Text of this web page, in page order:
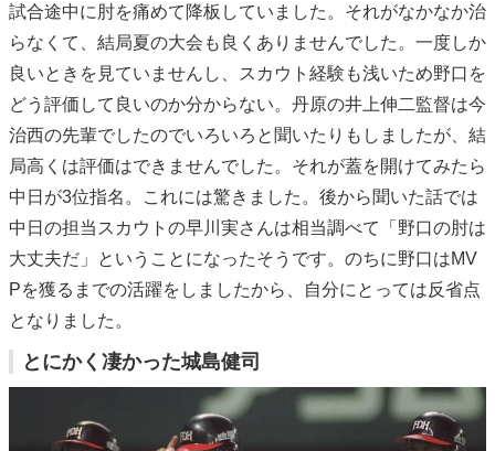
試合途中に肘を痛めて降板していました。それがなかなか治
らなくて、結局夏の大会も良くありませんでした。一度しか
良いときを見ていませんし、スカウト経験も浅いため野口を
どう評価して良いのか分からない。丹原の井上伸二監督は今
治西の先輩でしたのでいろいろと聞いたりもしましたが、結
局高くは評価はできませんでした。それが蓋を開けてみたら
中日が3位指名。これには驚きました。後から聞いた話では
中日の担当スカウトの早川実さんは相当調べて「野口の肘は
大丈夫だ」ということになったそうです。のちに野口はMV
Pを獲るまでの活躍をしましたから、自分にとっては反省点
となりました。
とにかく凄かった城島健司